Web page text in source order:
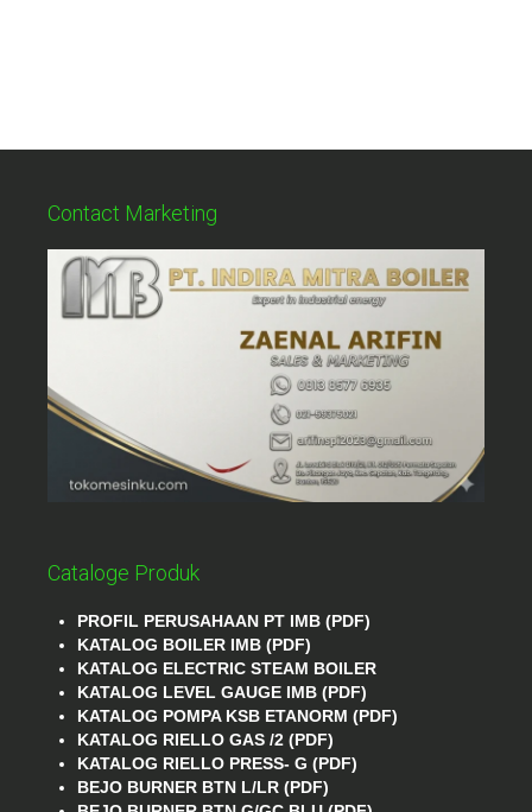
Contact Marketing
Cataloge Produk
PROFIL PERUSAHAAN PT IMB (PDF)
KATALOG BOILER IMB (PDF)
KATALOG ELECTRIC STEAM BOILER
KATALOG LEVEL GAUGE IMB (PDF)
KATALOG POMPA KSB ETANORM (PDF)
KATALOG RIELLO GAS /2 (PDF)
KATALOG RIELLO PRESS- G (PDF)
BEJO BURNER BTN L/LR (PDF)